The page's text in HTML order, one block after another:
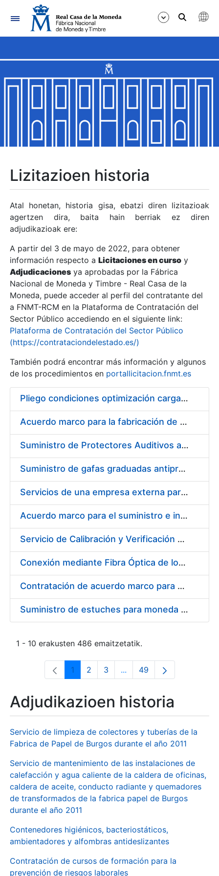
Nabigazioa
Erakutsi/Ezkutatu
Erakutsi/Ezkutatu
Erakutsi/Ezkutatu
Erakutsi/Ezkutatu
Erakutsi/Ezkutatu
Erakutsi/Ezkutatu
Erakutsi/Ezkutatu
Erakutsi/Ezkutatu
Lizitazioen historia
Atal honetan, historia gisa, ebatzi diren lizitazioak
agertzen dira, baita hain berriak ez diren
adjudikazioak ere:
A partir del 3 de mayo de 2022, para obtener
información respecto a Licitaciones en curso y
Adjudicaciones ya aprobadas por la Fábrica
Nacional de Moneda y Timbre - Real Casa de la
Moneda, puede acceder al perfil del contratante del
a FNMT-RCM en la Plataforma de Contratación del
Sector Público accediendo en el siguiente link:
Plataforma de Contratación del Sector Público
(https://contrataciondelestado.es/)
También podrá encontrar más información y algunos
de los procedimientos en portallicitacion.fnmt.es
Pliego condiciones optimización cargas compras firmado
Acuerdo marco para la fabricación de piezas
Suministro de Protectores Auditivos a medida para las personas trabajadoras de los Centros de Trabajo de Madrid y Burgos
Suministro de gafas graduadas antiproyecciones para los trabajadores de la FNMT-RCM en los centros de trabajo de Madrid y Burgos
Servicios de una empresa externa para el asesoramiento y resolución de los recursos de alzada que se presentan relacionados con procesos de selección para la FNMT-RCM
Acuerdo marco para el suministro e instalación de persianas, estores y otros complementos
Servicio de Calibración y Verificación Externa de los Equipos de Medición del Servicio de Prevención de la FNMT-RCM
Conexión mediante Fibra Óptica de los Centros de Proceso de Datos (CPDs) de las sedes de la FNMT-RCM de Burgos y Madrid
Contratación de acuerdo marco para el Suministro de Material de Electricidad para la Fábrica Nacional de Moneda y Timbre-Real Casa de la Moneda en su centro de trabajo de Burgos
Suministro de estuches para moneda de 30 €
1 - 10 erakusten 486 emaitzetatik.
Orrialdea
1 Orrialdea
2 Orrialdea
3 ...Intermediate Pages Use
Orrialdea
49
Adjudikazioen historia
Servicio de limpieza de colectores y tuberías de la
Fabrica de Papel de Burgos durante el año 2011
Servicio de mantenimiento de las instalaciones de
calefacción y agua caliente de la caldera de oficinas,
caldera de aceite, conducto radiante y quemadores
de transformados de la fabrica papel de Burgos
durante el año 2011
Contenedores higiénicos, bacteriostáticos,
ambientadores y alfombras antideslizantes
Contratación de cursos de formación para la
prevención de riesgos laborales